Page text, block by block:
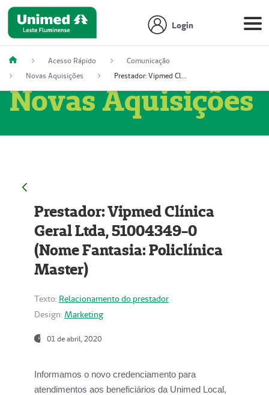
Login
Acesso Rápido
Comunicação
Novas Aquisições
Prestador: Vipmed Clínica Geral Ltda, 51004349-0 (Nome Fantasia: Policlínica Master)
Novas Aquisições
Prestador: Vipmed Clínica
Geral Ltda, 51004349-0
(Nome Fantasia: Policlínica
Master)
Texto: Relacionamento do prestador
Design: Marketing
01 de abril, 2020
Informamos o novo credenciamento para
atendimentos aos beneficiários da Unimed Local,